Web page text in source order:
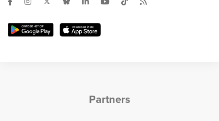
Partners